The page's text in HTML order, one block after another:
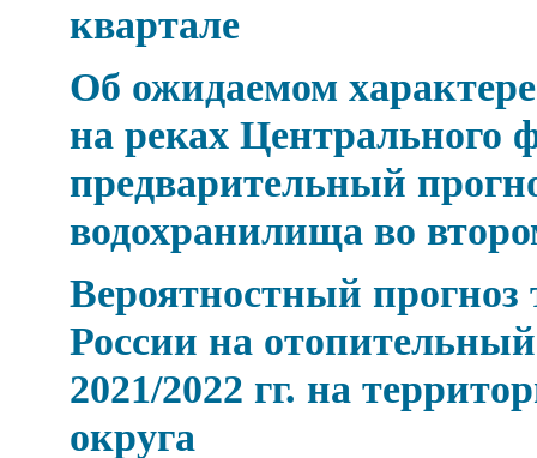
квартале
Об ожидаемом характере
на реках Центрального
предварительный
водохранилища во
Вероятностный
России на
2021/2022 гг. на
округа